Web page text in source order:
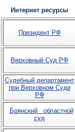
Интернет ресурсы
Президент РФ
Верховный Суд РФ
Судебный департамент
при Верховном Суде
РФ
Брянский областной
суд